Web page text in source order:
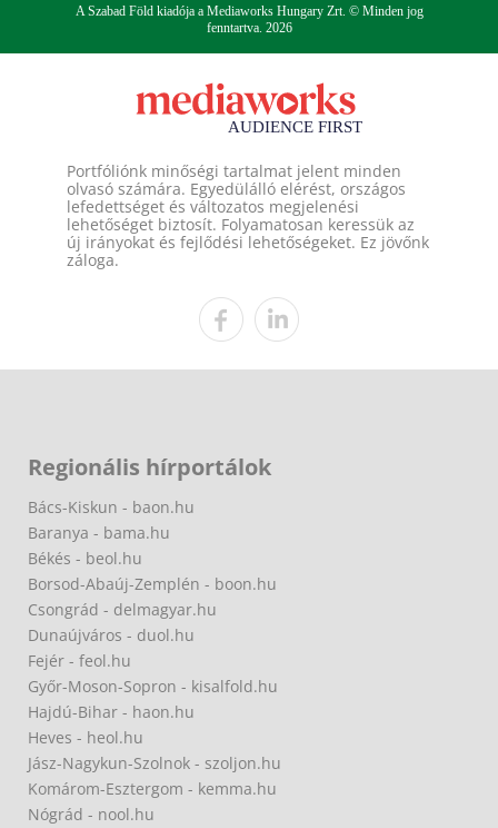
A Szabad Föld kiadója a Mediaworks Hungary Zrt. © Minden jog
fenntartva. 2026
Portfóliónk minőségi tartalmat jelent minden
olvasó számára. Egyedülálló elérést, országos
lefedettséget és változatos megjelenési
lehetőséget biztosít. Folyamatosan keressük az
új irányokat és fejlődési lehetőségeket. Ez jövőnk
záloga.
Regionális hírportálok
Bács-Kiskun - baon.hu
Baranya - bama.hu
Békés - beol.hu
Borsod-Abaúj-Zemplén - boon.hu
Csongrád - delmagyar.hu
Dunaújváros - duol.hu
Fejér - feol.hu
Győr-Moson-Sopron - kisalfold.hu
Hajdú-Bihar - haon.hu
Heves - heol.hu
Jász-Nagykun-Szolnok - szoljon.hu
Komárom-Esztergom - kemma.hu
Nógrád - nool.hu